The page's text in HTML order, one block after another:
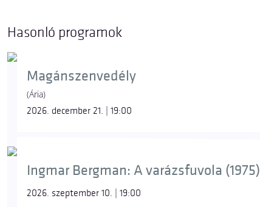
Hasonló programok
Magánszenvedély
(Ária)
2026. december 21. | 19:00
Ingmar Bergman: A varázsfuvola (1975)
2026. szeptember 10. | 19:00